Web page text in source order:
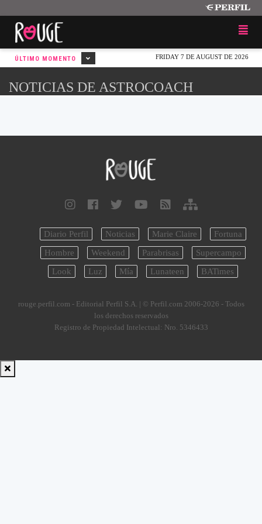
FRIDAY 7 DE AUGUST DE 2026
ÚLTIMO MOMENTO
NOTICIAS DE ASTROCOACH
Diario Perfil Noticias Marie Claire
Fortuna
Hombre
Weekend Parabrisas
Supercampo
Look
Luz Mía Lunateen BATimes
rouge.perfil.com - Editorial Perfil S.A. | © Perfil.com 2006-2026 - Todos
los derechos reservados
Registro de Propiedad Intelectual: Nro. 5346433